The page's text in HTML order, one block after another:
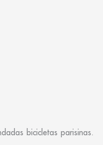
bicicletas parisinas.